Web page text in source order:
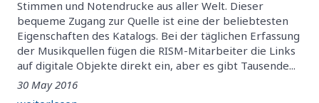
Stimmen und Notendrucke aus aller Welt. Dieser
bequeme Zugang zur Quelle ist eine der beliebtesten
Eigenschaften des Katalogs. Bei der täglichen Erfassung
der Musikquellen fügen die RISM-Mitarbeiter die Links
auf digitale Objekte direkt ein, aber es gibt Tausende...
30 May 2016